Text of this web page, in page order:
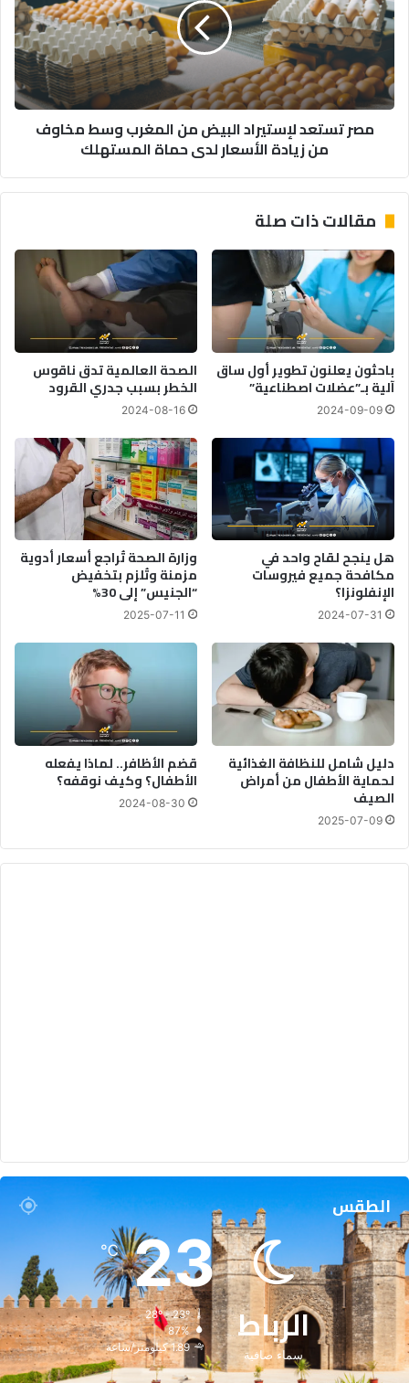
البيض
من
المغرب
وسط
مخاوف
من
زيادةمصر تستعد لإستيراد البيض من المغرب وسط مخاوف
من زيادة الأسعار لدى حماة المستهلك
مقالات ذات صلة
باحثون يعلنون تطوير أول ساق
آلية بـ”عضلات اصطناعية”
2024-09-09
الصحة العالمية تدق ناقوس
الخطر بسبب جدري القرود
2024-08-16
هل ينجح لقاح واحد في
مكافحة جميع فيروسات
الإنفلونزا؟
2024-07-31
وزارة الصحة تُراجع أسعار أدوية
مزمنة وتُلزم بتخفيض
“الجنيس” إلى 30%
2025-07-11
دليل شامل للنظافة الغذائية
لحماية الأطفال من أمراض
الصيف
2025-07-09
قضم الأظافر.. لماذا يفعله
الأطفال؟ وكيف نوقفه؟
2024-08-30
الطقس
الرباط
سماء صافية
23
℃
28º - 23º
87%
1.89 كيلومتر/ساعة